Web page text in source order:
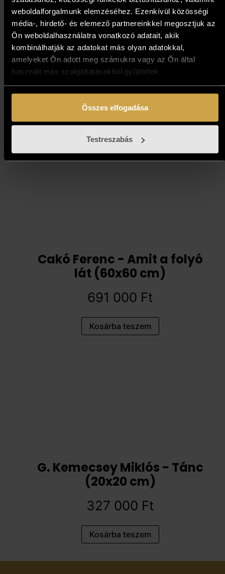
weboldalforgalmunk elemzéséhez. Ezenkívül közösségi
média-, hirdető- és elemező partnereinkkel megosztjuk az
Ön weboldalhasználatra vonatkozó adatait, akik
kombinálhatják az adatokat más olyan adatokkal,
amelyeket Ön adott meg számukra vagy az Ön által
használt más szolgáltatásokból gyűjtöttek.
Összes elfogadása
Testreszabás
Pálfy Julianna - Vonal alatt
(50x50 cm)
239 000Ft
Cakó Ferenc - Amit a folyó
lát (60x60 cm)
691 000 Ft
Kosárba teszem
G. Kemecsey Miklós - Tánc
(20x20 cm)
327 000 Ft
Kosárba teszem